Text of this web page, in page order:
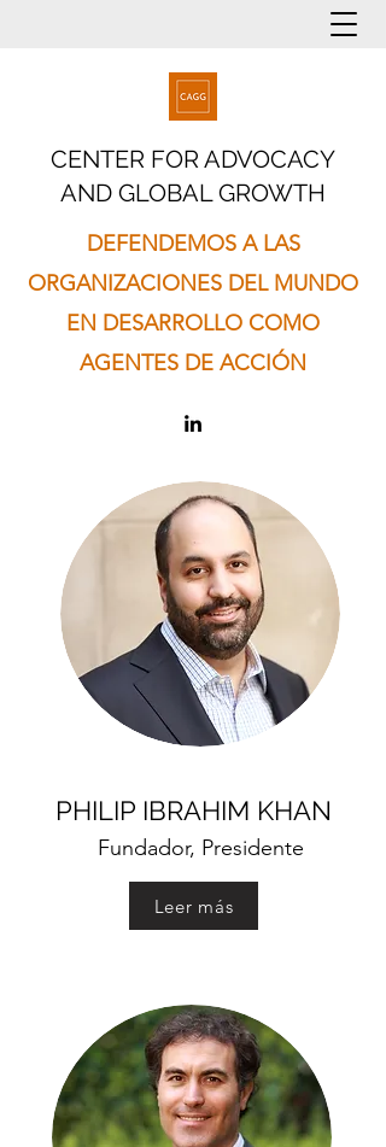
CENTER FOR ADVOCACY
AND GLOBAL GROWTH
DEFENDEMOS A LAS
ORGANIZACIONES DEL MUNDO
EN DESARROLLO COMO
AGENTES DE ACCIÓN
NUESTRO EQUIPO
PHILIP IBRAHIM KHAN
Fundador, Presidente
Leer más